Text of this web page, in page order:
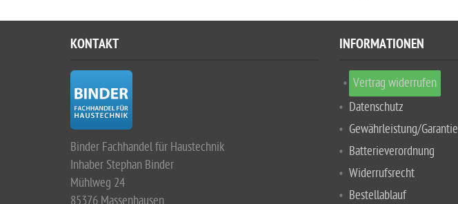
KONTAKT
Binder Fachhandel für Haustechnik
Inhaber Stephan Binder
Mühlweg 24
85376 Massenhausen
INFORMATIONEN
Vertrag widerrufen
Datenschutz
Gewährleistung/Garantie
Batterieverordnung
Widerrufsrecht
Bestellablauf